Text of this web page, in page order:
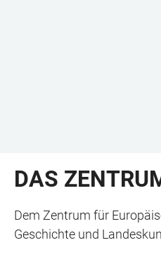
DAS
Dem Zentrum für
Geschichte und